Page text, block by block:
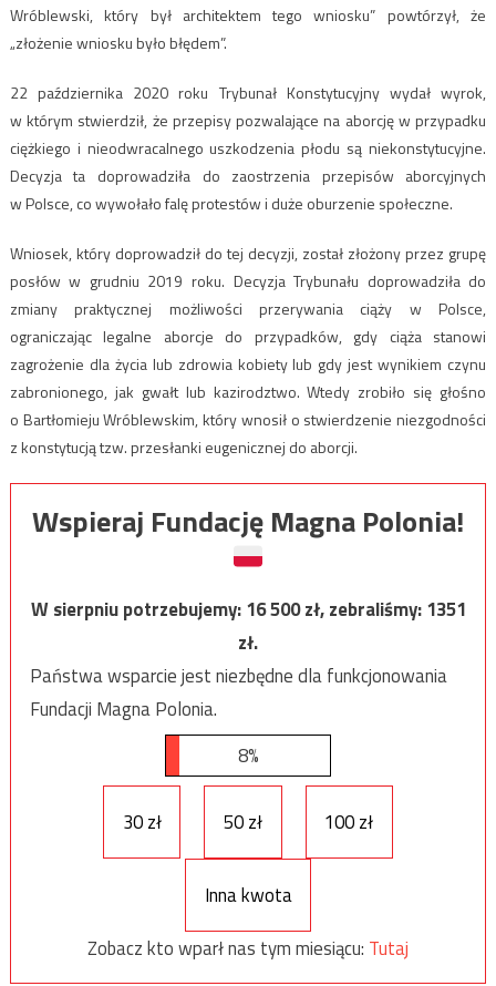
Wróblewski, który był architektem tego wniosku” powtórzył, że
„złożenie wniosku było błędem”.
22 października 2020 roku Trybunał Konstytucyjny wydał wyrok,
w którym stwierdził, że przepisy pozwalające na aborcję w przypadku
ciężkiego i nieodwracalnego uszkodzenia płodu są niekonstytucyjne.
Decyzja ta doprowadziła do zaostrzenia przepisów aborcyjnych
w Polsce, co wywołało falę protestów i duże oburzenie społeczne.
Wniosek, który doprowadził do tej decyzji, został złożony przez grupę
posłów w grudniu 2019 roku. Decyzja Trybunału doprowadziła do
zmiany praktycznej możliwości przerywania ciąży w Polsce,
ograniczając legalne aborcje do przypadków, gdy ciąża stanowi
zagrożenie dla życia lub zdrowia kobiety lub gdy jest wynikiem czynu
zabronionego, jak gwałt lub kazirodztwo. Wtedy zrobiło się głośno
o Bartłomieju Wróblewskim, który wnosił o stwierdzenie niezgodności
z konstytucją tzw. przesłanki eugenicznej do aborcji.
Wspieraj Fundację Magna Polonia!
W sierpniu potrzebujemy:16 500zł, zebraliśmy:1351
zł.
Państwa wsparcie jest niezbędne dla funkcjonowania
Fundacji Magna Polonia.
8%
30 zł 50 zł 100 zł
Inna kwota
Zobacz kto wparł nas tym miesiącu: Tutaj